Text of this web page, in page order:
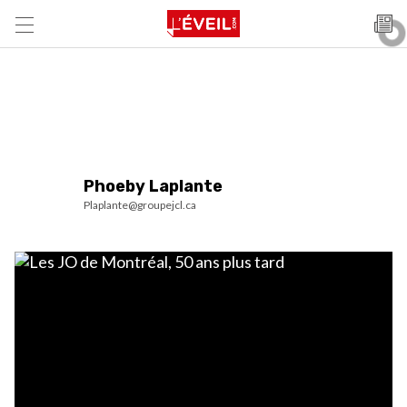
Phoeby Laplante
Plaplante@groupejcl.ca